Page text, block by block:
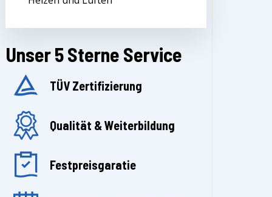
Unser 5 Sterne Service
TÜV Zertifizierung
Qualität & Weiterbildung
Festpreisgaratie